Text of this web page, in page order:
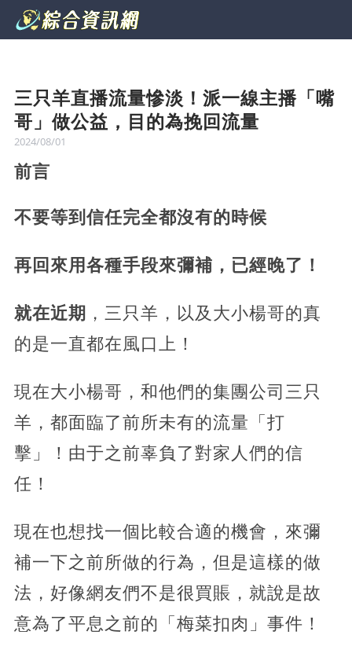
三只羊直播流量慘淡！派一線主播「嘴
哥」做公益，目的為挽回流量
2024/08/01
前言
不要等到信任完全都沒有的時候
再回來用各種手段來彌補，已經晚了！
就在近期 ，三只羊，以及大小楊哥的真
的是一直都在風口上！
現在大小楊哥，和他們的集團公司三只
羊，都面臨了前所未有的流量「打
擊」！由于之前辜負了對家人們的信
任！
現在也想找一個比較合適的機會，來彌
補一下之前所做的行為，但是這樣的做
法，好像網友們不是很買賬，就說是故
意為了平息之前的「梅菜扣肉」事件！